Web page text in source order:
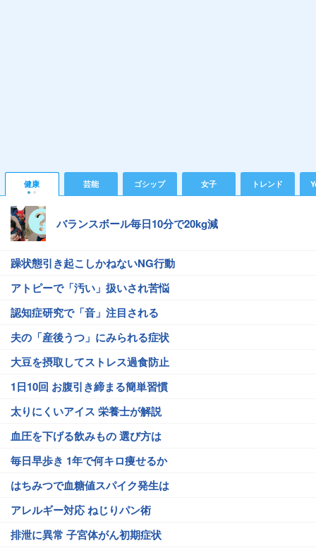
健康 芸能 ゴシップ 女子 トレンド
バランスボール毎日10分で20kg減
躁状態引き起こしかねないNG行動
アトピーで「汚い」扱いされ苦悩
認知症研究で「音」注目される
夫の「産後うつ」にみられる症状
大豆を摂取してストレス過食防止
1日10回 お腹引き締まる簡単習慣
太りにくいアイス 栄養士が解説
血圧を下げる飲みもの 選び方は
毎日早歩き 1年で何キロ痩せるか
はちみつで血糖値スパイク発生は
アレルギー対応 ねじりパン術
排泄に異常 子宮体がん初期症状